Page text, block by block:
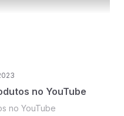
no YouTube
no YouTube